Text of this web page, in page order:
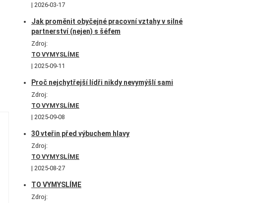
2026-03-17
Jak proměnit obyčejné pracovní vztahy v silné
partnerství (nejen) s šéfem
Zdroj:
TO VYMYSLÍME
2025-09-11
Proč nejchytřejší lídři nikdy nevymýšlí sami
Zdroj:
TO VYMYSLÍME
2025-09-08
30 vteřin před výbuchem hlavy
Zdroj:
TO VYMYSLÍME
2025-08-27
TO VYMYSLÍME
Zdroj: